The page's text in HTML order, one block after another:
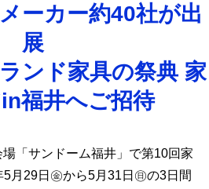
ーカー約40社が出
展
ンド家具の祭典 家
福井へご招待
「サンドーム福井」で第10回家
月29日㊎から5月31日㊐の3日間